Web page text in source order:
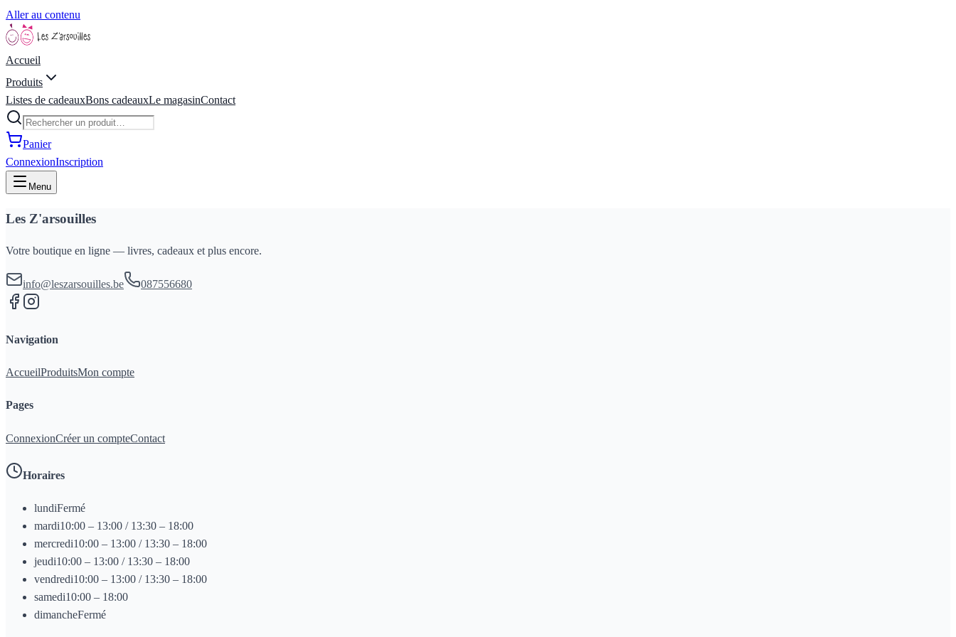
Aller au contenu
Accueil
Produits
Listes de cadeauxBons cadeauxLe magasinContact
Panier
ConnexionInscription
Menu
Les Z'arsouilles
Votre boutique en ligne — livres, cadeaux et plus encore.
info@leszarsouilles.be 087556680
Navigation
AccueilProduitsMon compte
Pages
ConnexionCréer un compteContact
Horaires
lundiFermé
mardi10:00 – 13:00 / 13:30 – 18:00
mercredi10:00 – 13:00 / 13:30 – 18:00
jeudi10:00 – 13:00 / 13:30 – 18:00
vendredi10:00 – 13:00 / 13:30 – 18:00
samedi10:00 – 18:00
dimancheFermé